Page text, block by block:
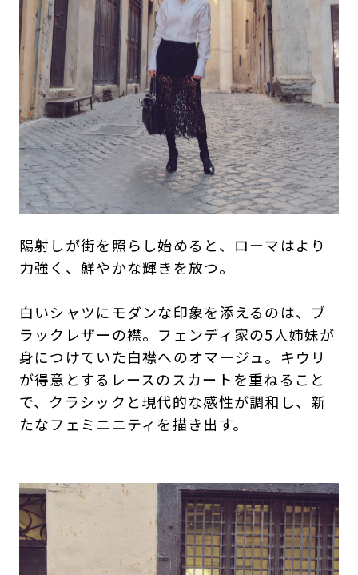
陽射しが街を照らし始めると、ローマはより
力強く、鮮やかな輝きを放つ。
白いシャツにモダンな印象を添えるのは、ブ
ラックレザーの襟。フェンディ家の5人姉妹が
身につけていた白襟へのオマージュ。キウリ
が得意とするレースのスカートを重ねること
で、クラシックと現代的な感性が調和し、新
たなフェミニニティを描き出す。